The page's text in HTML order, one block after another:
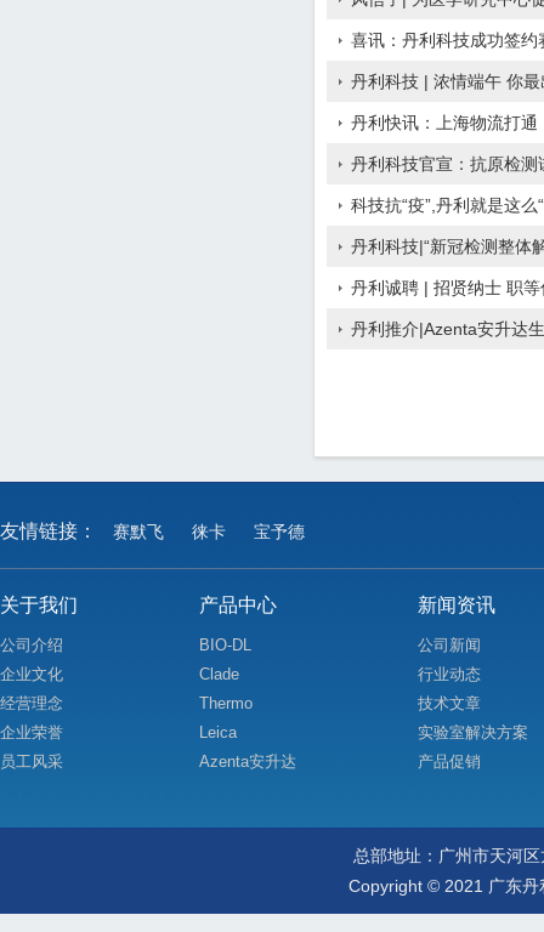
喜讯：丹利科技成功签
丹利科技 | 浓情端午 你最
丹利快讯：上海物流打
丹利科技官宣：抗原检测
科技抗“疫”,丹利就是这么
丹利科技|“新冠检测整体
丹利诚聘 | 招贤纳士 职
丹利推介|Azenta安升达
友情链接： 赛默飞 徕卡 宝予德
关于我们
公司介绍
企业文化
经营理念
企业荣誉
员工风采
产品中心
BIO-DL
Clade
Thermo
Leica
Azenta安升达
新闻资讯
公司新闻
行业动态
技术文章
实验室解决方案
产品促销
总部地址：广州市天河
Copyright © 2021 广东